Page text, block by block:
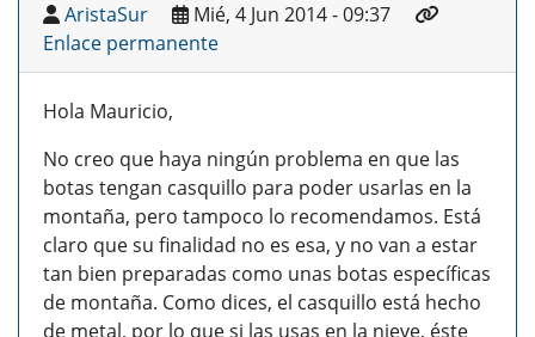
AristaSur
Mié, 4 Jun 2014 - 09:37
Enlace permanente
Hola Mauricio,
No creo que haya ningún problema en que las
botas tengan casquillo para poder usarlas en la
montaña, pero tampoco lo recomendamos. Está
claro que su finalidad no es esa, y no van a estar
tan bien preparadas como unas botas específicas
de montaña. Como dices, el casquillo está hecho
de metal, por lo que si las usas en la nieve, éste